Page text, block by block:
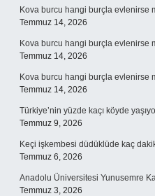
Kova burcu hangi burçla evlenirse
Temmuz 14, 2026
Kova burcu hangi burçla evlenirse
Temmuz 14, 2026
Kova burcu hangi burçla evlenirse
Temmuz 14, 2026
Türkiye’nin yüzde kaçı köyde
Temmuz 9, 2026
Keçi işkembesi düdüklüde kaç
Temmuz 6, 2026
Anadolu Üniversitesi Yunusemre
Temmuz 3, 2026